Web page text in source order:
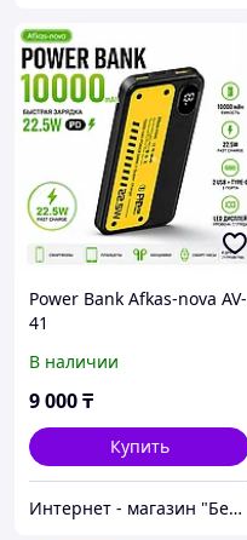
Power Bank Afkas-nova AV-
41
В наличии
9 000₸
Купить
Интернет - магазин "Безопасный Дом"